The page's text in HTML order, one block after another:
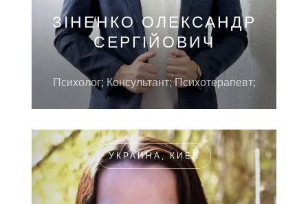
ЗІНЕНКО ОЛЕКСАНДР
СЕРГІЙОВИЧ
Психолог; Консультант; Психотерапевт;
УКРАИНА, КИЕВ